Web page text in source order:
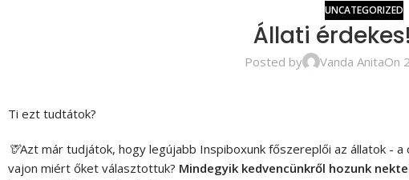
UNCATEGORIZED
Állati
Posted by Vanda AnitaOn
Ti ezt tudtátok?
🦒Azt már tudjátok, hogy legújabb Inspiboxunk főszereplői az állatok - a
vajon miért őket választottuk? Mindegyik kedvencünkről hozunk